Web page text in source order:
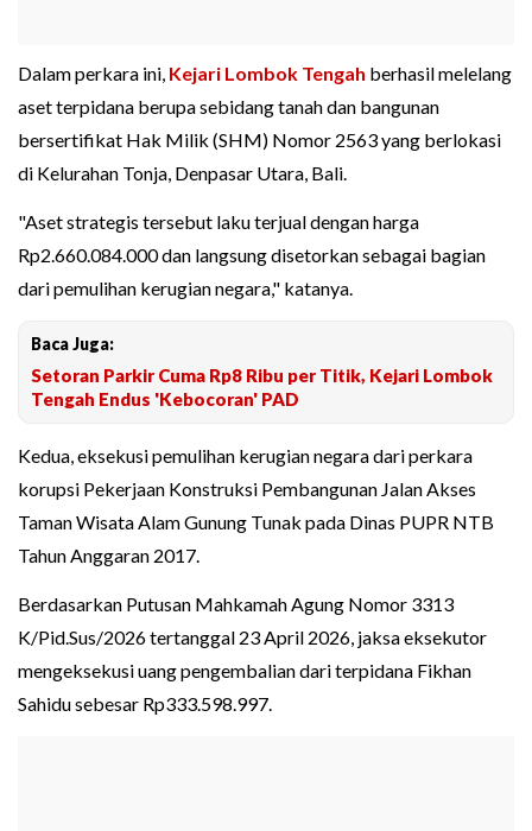
Dalam perkara ini, Kejari Lombok Tengah berhasil melelang
aset terpidana berupa sebidang tanah dan bangunan
bersertifikat Hak Milik (SHM) Nomor 2563 yang berlokasi
di Kelurahan Tonja, Denpasar Utara, Bali.
"Aset strategis tersebut laku terjual dengan harga
Rp2.660.084.000 dan langsung disetorkan sebagai bagian
dari pemulihan kerugian negara," katanya.
Baca Juga:
Setoran Parkir Cuma Rp8 Ribu per Titik, Kejari Lombok
Tengah Endus 'Kebocoran' PAD
Kedua, eksekusi pemulihan kerugian negara dari perkara
korupsi Pekerjaan Konstruksi Pembangunan Jalan Akses
Taman Wisata Alam Gunung Tunak pada Dinas PUPR NTB
Tahun Anggaran 2017.
Berdasarkan Putusan Mahkamah Agung Nomor 3313
K/Pid.Sus/2026 tertanggal 23 April 2026, jaksa eksekutor
mengeksekusi uang pengembalian dari terpidana Fikhan
Sahidu sebesar Rp333.598.997.